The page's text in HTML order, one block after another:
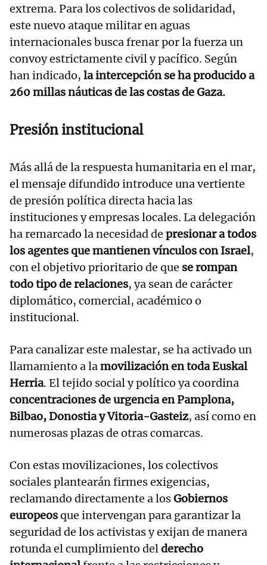
extrema. Para los colectivos de solidaridad,
este nuevo ataque militar en aguas
internacionales busca frenar por la fuerza un
convoy estrictamente civil y pacífico. Según
han indicado, la intercepción se ha producido a
260 millas náuticas de las costas de Gaza.
Presión institucional
Más allá de la respuesta humanitaria en el mar,
el mensaje difundido introduce una vertiente
de presión política directa hacia las
instituciones y empresas locales. La delegación
ha remarcado la necesidad de presionar a todos
los agentes que mantienen vínculos con Israel,
con el objetivo prioritario de que se rompan
todo tipo de relaciones, ya sean de carácter
diplomático, comercial, académico o
institucional.
Para canalizar este malestar, se ha activado un
llamamiento a lamovilización en toda Euskal
Herria. El tejido social y político ya coordina
concentraciones de urgencia en Pamplona,
Bilbao, Donostia y Vitoria-Gasteiz, así como en
numerosas plazas de otras comarcas.
Con estas movilizaciones, los colectivos
sociales plantearán firmes exigencias,
reclamando directamente a losGobiernos
europeosque intervengan para garantizar la
seguridad de los activistas y exijan de manera
rotunda el cumplimiento delderecho